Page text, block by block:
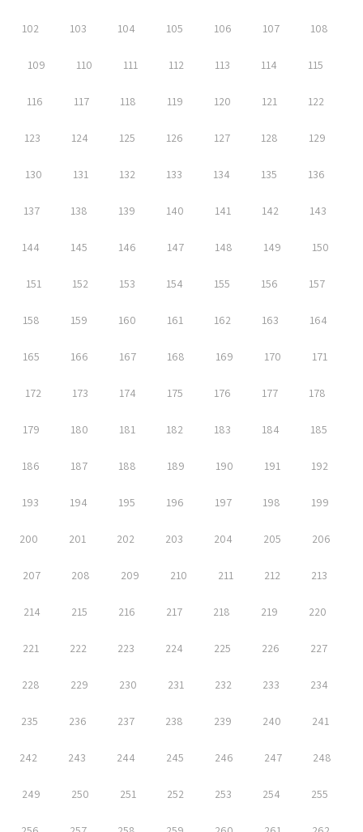
102 103 104 105 106 107 108
109 110 111 112 113 114 115
116 117 118 119 120 121 122
123 124 125 126 127 128 129
130 131 132 133 134 135 136
137 138 139 140 141 142 143
144 145 146 147 148 149 150
151 152 153 154 155 156 157
158 159 160 161 162 163 164
165 166 167 168 169 170 171
172 173 174 175 176 177 178
179 180 181 182 183 184 185
186 187 188 189 190 191 192
193 194 195 196 197 198 199
200 201 202 203 204 205 206
207 208 209 210 211 212 213
214 215 216 217 218 219 220
221 222 223 224 225 226 227
228 229 230 231 232 233 234
235 236 237 238 239 240 241
242 243 244 245 246 247 248
249 250 251 252 253 254 255